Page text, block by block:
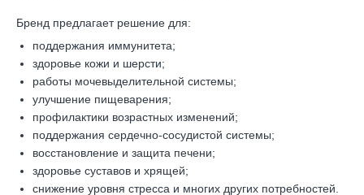
Бренд предлагает решение для:
поддержания иммунитета;
здоровье кожи и шерсти;
работы мочевыделительной системы;
улучшение пищеварения;
профилактики возрастных изменений;
поддержания сердечно-сосудистой системы;
восстановление и защита печени;
здоровье суставов и хрящей;
снижение уровня стресса и многих других потребностей.